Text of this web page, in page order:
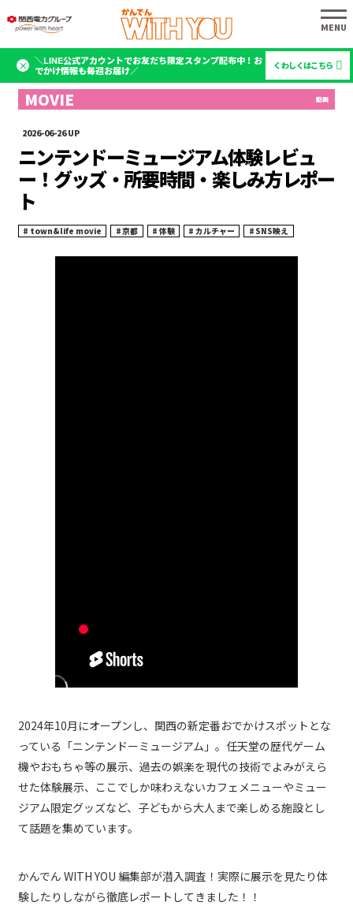
＼LINE公式アカウントでお友だち限定スタンプ配布中！お
でかけ情報も毎週お届け／
くわしくはこちら
ニンテンドーミュージアム体験レビュ
ー！グッズ・所要時間・楽しみ方レポー
ト
2026-06-26
town&life movie 京都 体験 カルチャー SNS映え
2024年10月にオープンし、関西の新定番おでかけスポットとな
っている「ニンテンドーミュージアム」。任天堂の歴代ゲーム
機やおもちゃ等の展示、過去の娯楽を現代の技術でよみがえら
せた体験展示、ここでしか味わえないカフェメニューやミュー
ジアム限定グッズなど、子どもから大人まで楽しめる施設とし
て話題を集めています。
かんでん WITH YOU 編集部が潜入調査！実際に展示を見たり体
験したりしながら徹底レポートしてきました！！